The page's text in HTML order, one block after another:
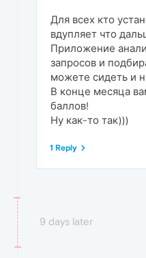
Для всех кто
вдупляет что
Приложение
запросов и
можете сидеть и
В конце месяца
баллов!
Ну как-то так)))
1 Reply
9 days later